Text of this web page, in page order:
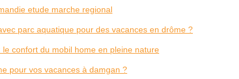
etude marche regional
parc aquatique pour des vacances en drôme ?
confort du mobil home en pleine nature
pour vos vacances à damgan ?